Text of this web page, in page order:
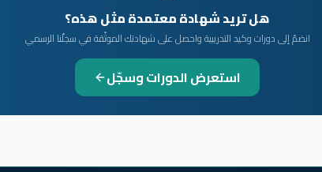
هل تريد شهادة معتمدة مثل هذه؟
انضمّ إلى دورات وكيد التدريبية واحصل على شهادتك الموثّقة في سجلّنا الرسمي
استعرض الدورات وسجّل